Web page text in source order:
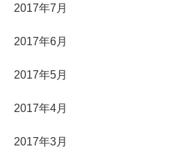
2017年7月
2017年6月
2017年5月
2017年4月
2017年3月